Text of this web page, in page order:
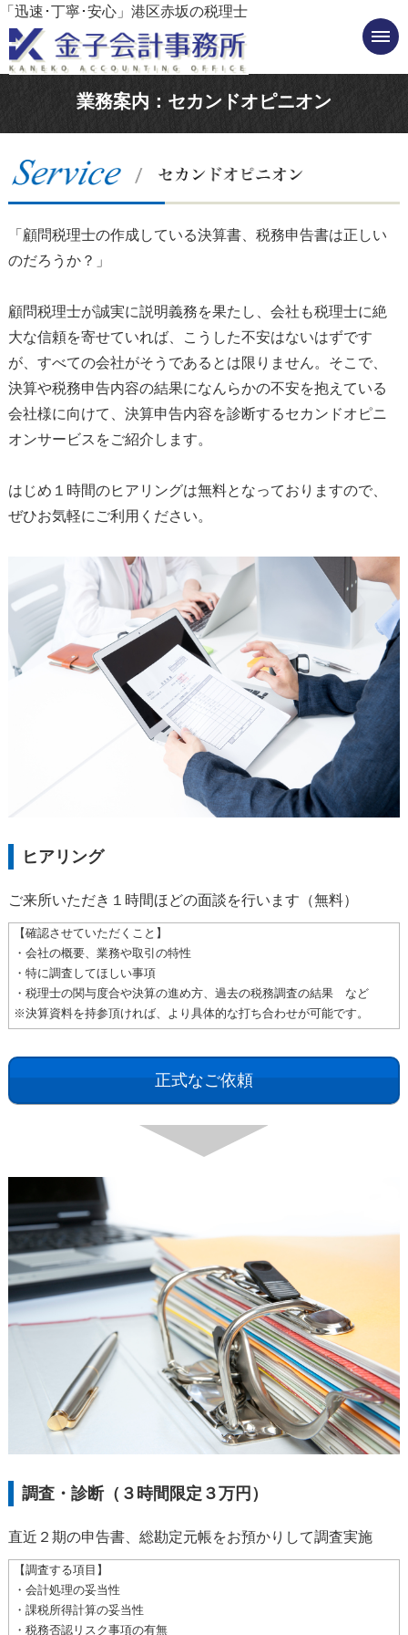
「迅速･丁寧･安心」港区赤坂の税理士
業務案内：セカンドオピニオン
「顧問税理士の作成している決算書、税務申告書は正しい
のだろうか？」
顧問税理士が誠実に説明義務を果たし、会社も税理士に絶
大な信頼を寄せていれば、こうした不安はないはずです
が、すべての会社がそうであるとは限りません。そこで、
決算や税務申告内容の結果になんらかの不安を抱えている
会社様に向けて、決算申告内容を診断するセカンドオピニ
オンサービスをご紹介します。
はじめ１時間のヒアリングは無料となっておりますので、
ぜひお気軽にご利用ください。
ヒアリング
ご来所いただき１時間ほどの面談を行います（無料）
【確認させていただくこと】
・会社の概要、業務や取引の特性
・特に調査してほしい事項
・税理士の関与度合や決算の進め方、過去の税務調査の結果 など
※決算資料を持参頂ければ、より具体的な打ち合わせが可能です。
正式なご依頼
調査・診断（３時間限定３万円）
直近２期の申告書、総勘定元帳をお預かりして調査実施
【調査する項目】
・会計処理の妥当性
・課税所得計算の妥当性
・税務否認リスク事項の有無